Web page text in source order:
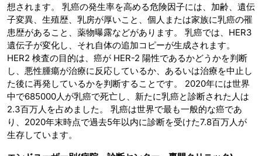
想されます。 乳癌の発生率を高める危険因子には、加齢、遺伝
子変異、生殖歴、乳房が厚いこと、個人または家族に乳癌の罹
患歴があること、薬物曝露などがあります。 乳癌では、HER3
遺伝子が変化し、それ自体の追加コピーが生成されます。
HER2 検査の目的は、癌が HER-2 陽性であるかどうかを判断
し、悪性腫瘍が治療に反応しているか、あるいは治療を中止し
た後に再発しているかを判断することです。 2020年には世界
中で685000人が乳癌で死亡し、新たに乳癌と診断された人は
2.3百万人を占めました。 乳癌は世界で最も一般的な癌であ
り、2020年末時点で過去5年以内に診断を受けた7.8百万人が
生存しています。